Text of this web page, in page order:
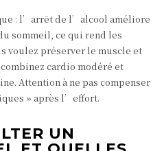
: l’arrêt de l’alcool améliore
sommeil, ce qui rend les
voulez préserver le muscle et
cardio modéré et
Attention à ne pas compenser
» après l’effort.
UN